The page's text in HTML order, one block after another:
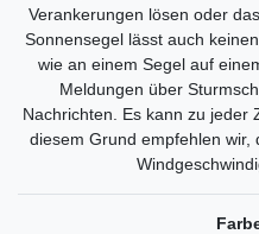
Verankerungen lösen oder
Sonnensegel lässt auch
wie an einem Segel auf
Meldungen über
Nachrichten. Es kann zu jeder
diesem Grund empfehlen wir,